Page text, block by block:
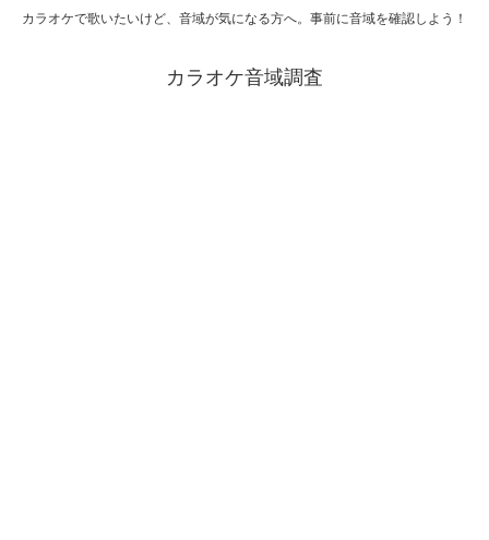
カラオケで歌いたいけど、音域が気になる方へ。事前に音域を確認しよう！
カラオケ音域調査